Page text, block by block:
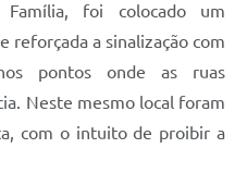
foi colocado um
reforçada a sinalização com
pontos onde as ruas
Neste mesmo local foram
com o intuito de proibir a